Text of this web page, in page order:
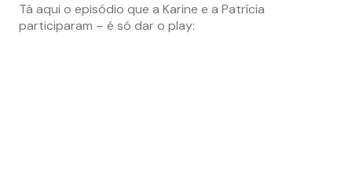
Tá aqui o episódio que a Karine e a Patrícia
participaram – é só dar o play: